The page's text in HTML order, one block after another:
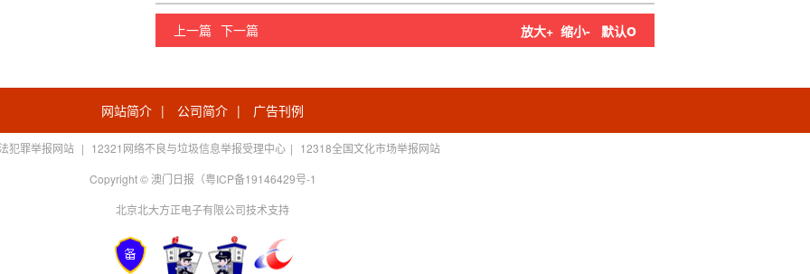
上一篇 下一篇 放大+ 缩小- 默认o
网站简介 | 公司简介 | 广告刊例
犯罪举报网站 | 12321网络不良与垃圾信息举报受理中心 | 12318全国文化市场举报网站
Copyright © 澳门日报（粤ICP备19146429号-1
北京北大方正电子有限公司技术支持